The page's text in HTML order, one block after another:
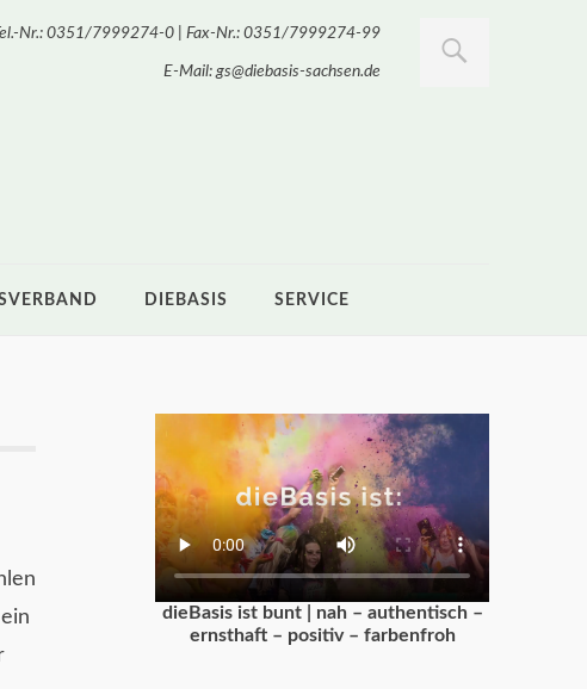
Nr.: 0351/7999274-0 | Fax-Nr.: 0351/7999274-99
E-Mail: gs@diebasis-sachsen.de
DIEBASIS SERVICE
dieBasis ist bunt | nah – authentisch –
ernsthaft – positiv – farbenfroh